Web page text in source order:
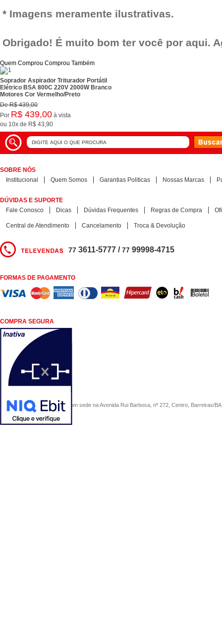
* Imagens meramente ilustrativas.
Obrigado! É muito bom ter você por aqui.
Quem Comprou Comprou Também
Soprador Aspirador Triturador Portátil
Elétrico BSA 800C 220V 2000W Branco
Motores Cor Vermelho/Preto
DeR$ 439,00
Por R$ 439,00 à vista
ou 10x de R$ 43,90
SOBRE NÓS
Institucional
Quem Somos Garantias Politicas Nossas Marcas
DÚVIDAS E SUPORTE
Fale Conosco
Dicas Dúvidas Frequentes Regras de Compra
Central de Atendimento Cancelamento Troca & Devolução
77 3611-5777 /77 99998-4715
FORMAS DE PAGAMENTO
COMPRA SEGURA
COMERCIAL SÃO PAULO, com sede na Avenida Rui Barbosa, nº 272, Centro, Barreiras/